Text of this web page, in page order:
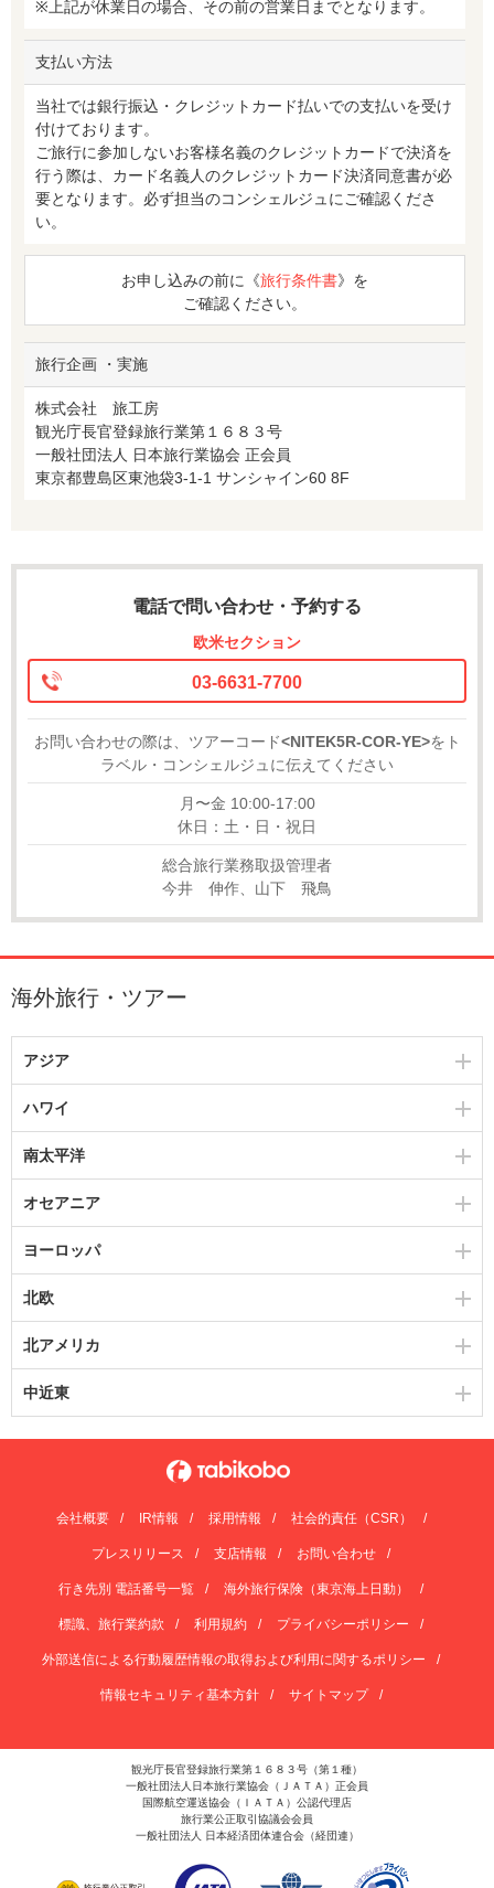
※上記が休業日の場合、その前の営業日までとなります。
支払い方法
当社では銀行振込・クレジットカード払いでの支払いを受け
付けております。
ご旅行に参加しないお客様名義のクレジットカードで決済を
行う際は、カード名義人のクレジットカード決済同意書が必
要となります。必ず担当のコンシェルジュにご確認くださ
い。
お申し込みの前に《旅行条件書》を
ご確認ください。
旅行企画 ・実施
株式会社 旅工房
観光庁長官登録旅行業第１６８３号
一般社団法人 日本旅行業協会 正会員
東京都豊島区東池袋3-1-1 サンシャイン60 8F
電話で問い合わせ・予約する
欧米セクション
03-6631-7700
お問い合わせの際は、ツアーコード<NITEK5R-COR-YE>をト
ラベル・コンシェルジュに伝えてください
月〜金 10:00-17:00
休日：土・日・祝日
総合旅行業務取扱管理者
今井 伸作、山下 飛鳥
海外旅行・ツアー
アジア
ハワイ
南太平洋
オセアニア
ヨーロッパ
北欧
北アメリカ
中近東
会社概要 IR情報 採用情報 社会的責任（CSR）
プレスリリース 支店情報 お問い合わせ
行き先別 電話番号一覧 海外旅行保険（東京海上日動）
標識、旅行業約款 利用規約 プライバシーポリシー
外部送信による行動履歴情報の取得および利用に関するポリシー
情報セキュリティ基本方針 サイトマップ
観光庁長官登録旅行業第１６８３号（第１種）
一般社団法人日本旅行業協会（ＪＡＴＡ）正会員
国際航空運送協会（ＩＡＴＡ）公認代理店
旅行業公正取引協議会会員
一般社団法人 日本経済団体連合会（経団連）